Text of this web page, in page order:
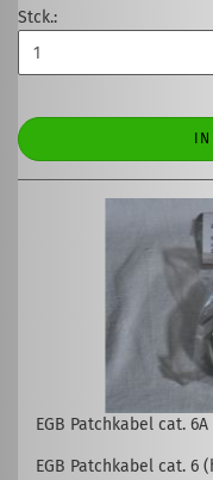
Stck.:
EGB Patchkabel cat.
EGB Patchkabel cat. 6